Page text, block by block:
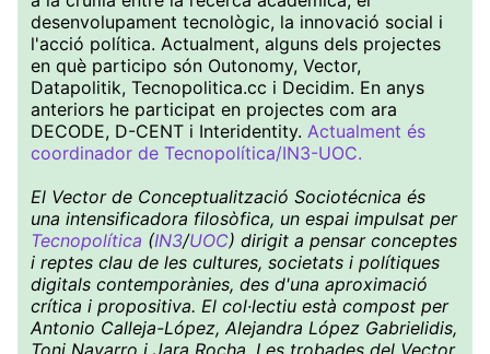
desenvolupament tecnològic, la innovació social i
l'acció política. Actualment, alguns dels projectes
en què participo són Outonomy, Vector,
Datapolitik, Tecnopolitica.cc i Decidim. En anys
anteriors he participat en projectes com ara
DECODE, D-CENT i Interidentity. Actualment és
coordinador de Tecnopolítica/IN3-UOC.
El Vector de Conceptualització Sociotécnica és
una intensificadora filosòfica, un espai impulsat per
Tecnopolítica (IN3/UOC) dirigit a pensar conceptes
i reptes clau de les cultures, societats i polítiques
digitals contemporànies, des d'una aproximació
crítica i propositiva. El col·lectiu està compost per
Antonio Calleja-López, Alejandra López Gabrielidis,
Toni Navarro i Jara Rocha. Les trobades del Vector